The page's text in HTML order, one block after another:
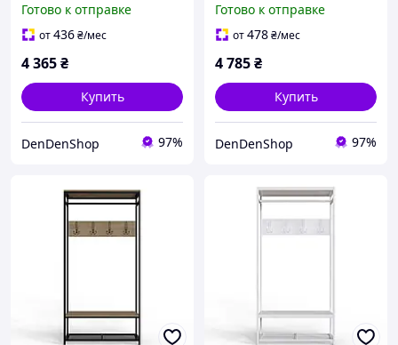
обуви с текстурой дуба
Сонома для компактного
Готово к отправке
от436₴/мес
4 365₴
Купить
DenDenShop 97%
стильная вешалка для
маленькой прихожей
Готово к отправке
от478₴/мес
4 785₴
Купить
DenDenShop 97%